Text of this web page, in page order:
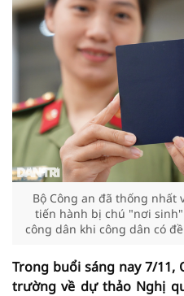
Bộ Công an đã thống nhất
tiến hành bị chú "nơi
công dân khi công dân có
Trong buổi sáng nay 7/11,
trường về dự thảo Nghị